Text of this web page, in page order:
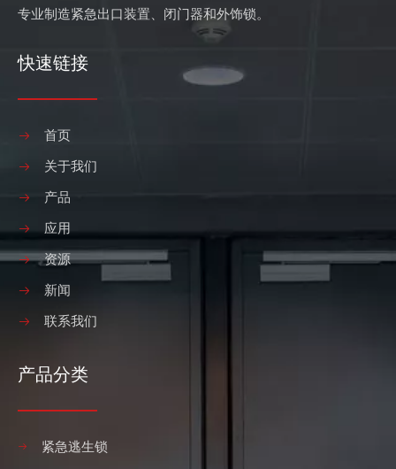
紧急逃生锁 设计和生产点
专业制造紧急出口装置、闭门器和外饰锁。
快速链接
首页
关于我们
产品
应用
资源
新闻
联系我们
产品分类
紧急逃生锁